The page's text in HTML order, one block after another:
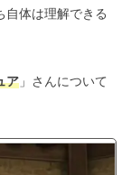
自体は理解できる
ア 」さんについて